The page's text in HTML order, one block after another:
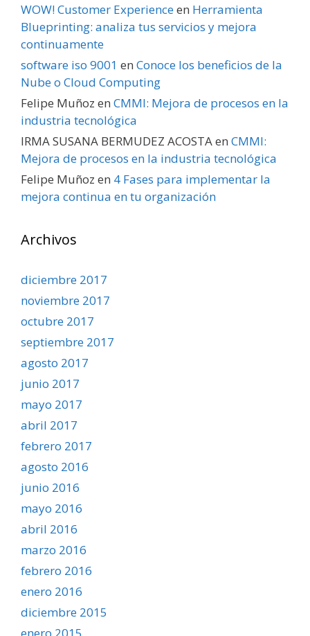
WOW! Customer Experienceen Herramienta
Blueprinting: analiza tus servicios y mejora
continuamente
software iso 9001 en Conoce los beneficios de la
Nube o Cloud Computing
Felipe Muñoz en CMMI: Mejora de procesos en la
industria tecnológica
IRMA SUSANA BERMUDEZ ACOSTAen CMMI:
Mejora de procesos en la industria tecnológica
Felipe Muñoz en 4 Fases para implementar la
mejora continua en tu organización
Archivos
diciembre 2017
noviembre 2017
octubre 2017
septiembre 2017
agosto 2017
junio 2017
mayo 2017
abril 2017
febrero 2017
agosto 2016
junio 2016
mayo 2016
abril 2016
marzo 2016
febrero 2016
enero 2016
diciembre 2015
enero 2015